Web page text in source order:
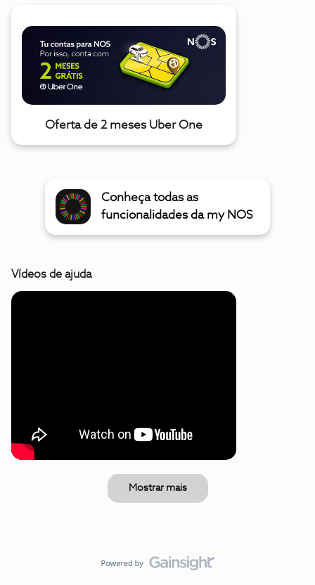
Oferta de 2 meses Uber One
Conheça todas as
funcionalidades da my NOS
Vídeos de ajuda
Mostrar mais